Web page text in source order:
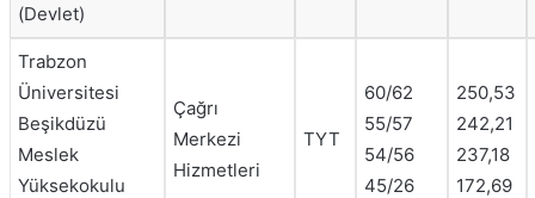
(Devlet)
Trabzon
Üniversitesi
Beşikdüzü
Meslek
Yüksekokulu
Çağrı
Merkezi
Hizmetleri
TYT
60/62
55/57
54/56
45/26
250,53
242,21
237,18
172,69